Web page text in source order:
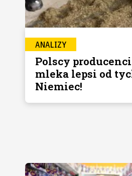
ANALIZY
Polscy producenci
mleka lepsi od
Niemiec!